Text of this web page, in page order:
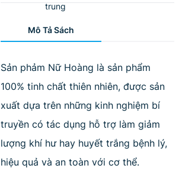
trung
Mô Tả Sách
Sản phảm Nữ Hoàng là sản phẩm
100% tinh chất thiên nhiên, được sản
xuất dựa trên những kinh nghiệm bí
truyền có tác dụng hỗ trợ làm giảm
lượng khí hư hay huyết trắng bệnh lý,
hiệu quả và an toàn với cơ thể.